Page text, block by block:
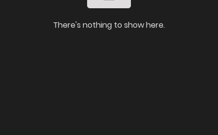
There's nothing to show here.